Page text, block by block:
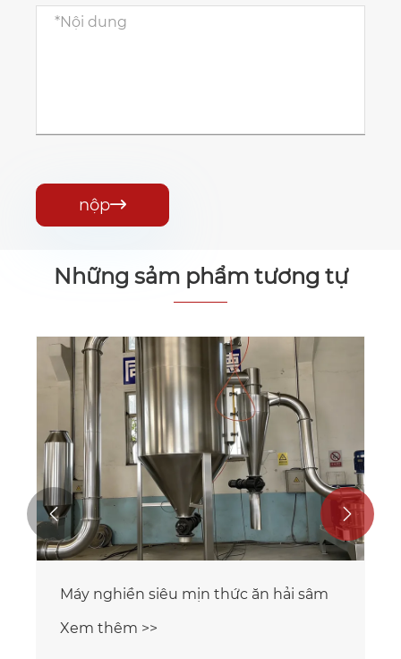
nộp
Những sảm phẩm tương tự
Máy nghiền siêu mịn thức ăn bào ngư
Xem thêm >>
 